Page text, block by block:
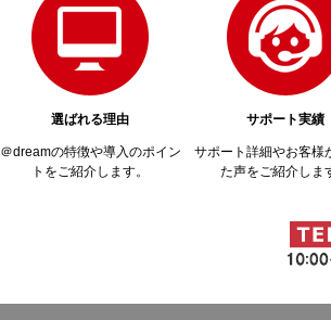
選ばれる理由
＠dreamの特徴や導入のポイン
トをご紹介します。
サポート実績
サポート詳細やお客様
た声をご紹介しま